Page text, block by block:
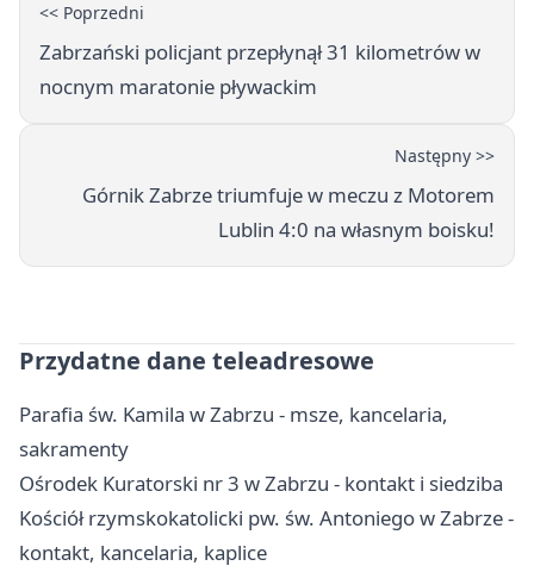
<< Poprzedni
Zabrzański policjant przepłynął 31 kilometrów w
nocnym maratonie pływackim
Następny >>
Górnik Zabrze triumfuje w meczu z Motorem
Lublin 4:0 na własnym boisku!
Przydatne dane teleadresowe
Parafia św. Kamila w Zabrzu - msze, kancelaria,
sakramenty
Ośrodek Kuratorski nr 3 w Zabrzu - kontakt i siedziba
Kościół rzymskokatolicki pw. św. Antoniego w Zabrze -
kontakt, kancelaria, kaplice